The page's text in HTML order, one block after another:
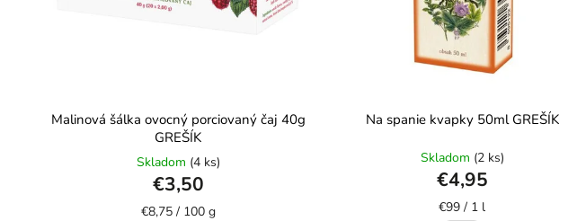
Malinová šálka ovocný porciovaný čaj 40g
GREŠÍK
Skladom (4 ks)
€3,50
€8,75 / 100 g
Na spanie kvapky 50ml GREŠÍK
Skladom (2 ks)
€4,95
€99 / 1 l